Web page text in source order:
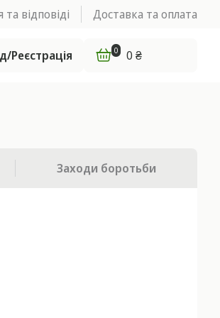
відповіді Доставка та оплата
Реєстрація 0 0 ₴
Заходи боротьби